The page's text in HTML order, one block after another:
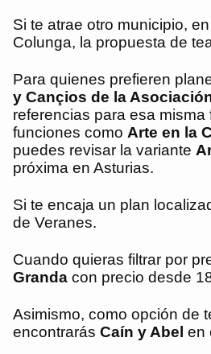
Si te atrae otro municipio,
Colunga, la propuesta de
Para quienes prefieren
y Cançios de la
referencias para esa misma
funciones como Arte en la
puedes revisar la variante
próxima en Asturias.
Si te encaja un plan
de Veranes.
Cuando quieras filtrar por
Granda con precio desde
Asimismo, como opción de
encontrarás Caín y Abel en